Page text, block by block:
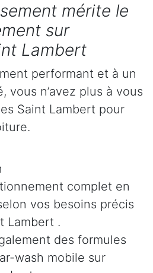
mérite le
sur
Lambert
performant et à un
vous n’avez plus à vous
Saint Lambert pour
complet en
vos besoins précis
Lambert .
des formules
wash mobile sur